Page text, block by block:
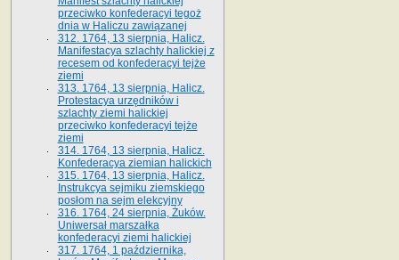
przeciwko konfederacyi tegoż
dnia w Haliczu zawiązanej
312. 1764, 13 sierpnia, Halicz.
Manifestacya szlachty halickiej z
recesem od konfederacyi tejże
ziemi
313. 1764, 13 sierpnia, Halicz.
Protestacya urzędników i
szlachty ziemi halickiej
przeciwko konfederacyi tejże
ziemi
314. 1764, 13 sierpnia, Halicz.
Konfederacya ziemian halickich
315. 1764, 13 sierpnia, Halicz.
Instrukcya sejmiku ziemskiego
posłom na sejm elekcyjny
316. 1764, 24 sierpnia, Żuków.
Uniwersał marszałka
konfederacyi ziemi halickiej
317. 1764, 1 października,